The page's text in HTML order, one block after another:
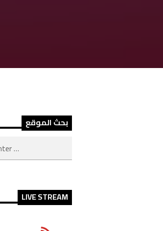
بحث الموقع
LIVE STREAM